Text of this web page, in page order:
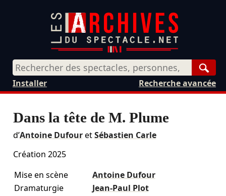
Recherche avancée
Installer
Dans la tête de M. Plume
d’Antoine DufouretSébastien Carle
Création 2025
Mise en scène
Antoine Dufour
Dramaturgie
Jean-Paul Plot